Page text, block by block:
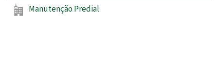
Manutenção Predial